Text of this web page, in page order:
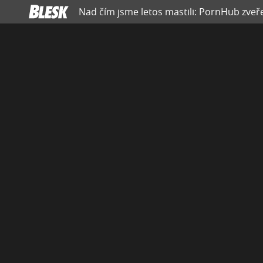
Nad čím jsme letos mastili: PornHub